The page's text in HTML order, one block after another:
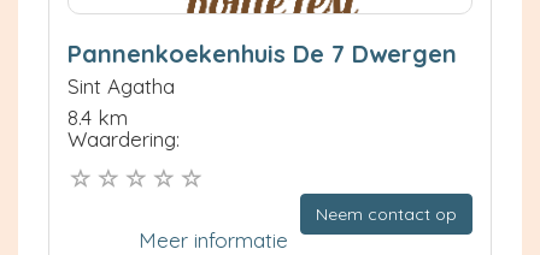
Pannenkoekenhuis De 7 Dwergen
Sint Agatha
8.4 km
Waardering:
Neem contact op
Meer informatie